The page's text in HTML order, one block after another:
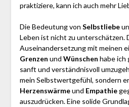
praktiziere, kann ich auch mehr
Die Bedeutung von Selbstliebe
Leben ist nicht zu unterschätzen.
Auseinandersetzung mit meinen
Grenzen und Wünschen habe ich
sanft und verständnisvoll
mein Selbstwertgefühl, sondern
Herzenswärmeund Empathie
auszudrücken. Eine solide